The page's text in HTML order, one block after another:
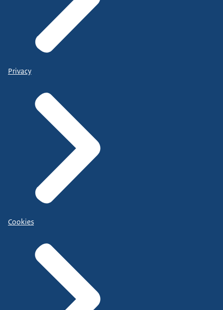
Privacy
Cookies